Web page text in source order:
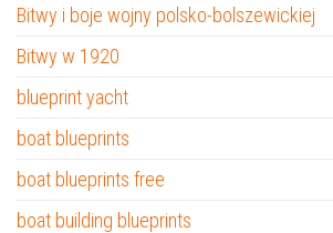
Bitwy i boje wojny polsko-bolszewickiej
Bitwy w 1920
blueprint yacht
boat blueprints
boat blueprints free
boat building blueprints